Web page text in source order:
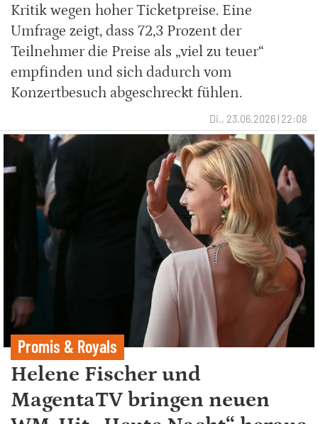
Kritik wegen hoher Ticketpreise. Eine
Umfrage zeigt, dass 72,3 Prozent der
Teilnehmer die Preise als „viel zu teuer“
empfinden und sich dadurch vom
Konzertbesuch abgeschreckt fühlen.
Di., 23.06.2026 | 22:08
Promis & Royals
Helene Fischer und
MagentaTV bringen neuen